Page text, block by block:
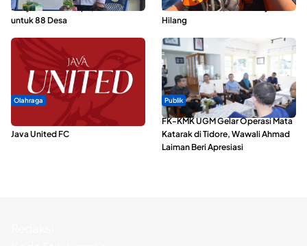
Penyaluran ADD Rp3,13 Miliar
untuk 88 Desa
Perairan Taliabu, Satu Nelayan
Hilang
Olahraga
Dari Malut United Berubah Jadi
Java United FC
Publik
FK-KMK UGM Gelar Operasi Mata
Katarak di Tidore, Wawali Ahmad
Laiman Beri Apresiasi